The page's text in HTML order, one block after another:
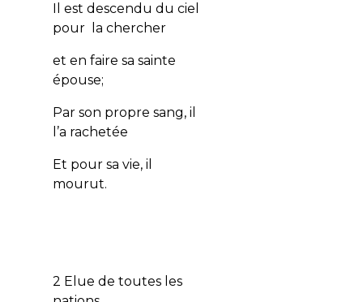
Il est descendu du ciel
pour la chercher
et en faire sa sainte
épouse;
Par son propre sang, il
l’a rachetée
Et pour sa vie, il
mourut.
2 Elue de toutes les